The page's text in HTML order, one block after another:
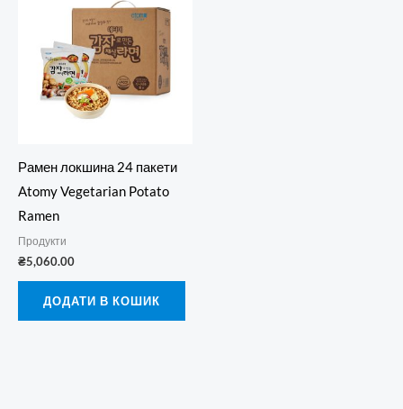
Рамен локшина 24 пакети
Atomy Vegetarian Potato
Ramen
Продукти
₴5,060.00
ДОДАТИ В КОШИК